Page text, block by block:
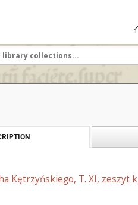
Kętrzyńskiego, T. XI, zeszyt k